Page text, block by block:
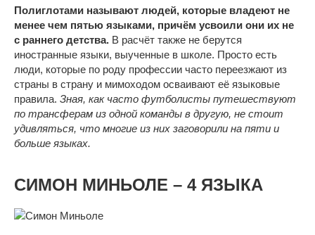
Полиглотами называют людей, которые владеют не
менее чем пятью языками, причём усвоили они их не
с раннего детства. В расчёт также не берутся
иностранные языки, выученные в школе. Просто есть
люди, которые по роду профессии часто переезжают из
страны в страну и мимоходом осваивают её языковые
правила. Зная, как часто футболисты путешествуют
по трансферам из одной команды в другую, не стоит
удивляться, что многие из них заговорили на пяти и
больше языках.
СИМОН МИНЬОЛЕ – 4 ЯЗЫКА